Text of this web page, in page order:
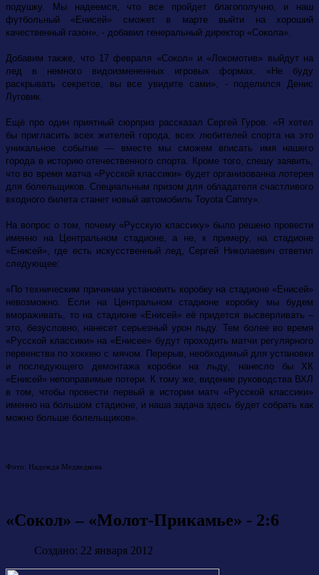
подушку. Мы надеемся, что все пройдет благополучно, и наш
футбольный «Енисей» сможет в марте выйти на хороший
качественный газон», - добавил генеральный директор «Сокола».
Добавим также, что 17 февраля «Сокол» и «Локомотив» выйдут на
лед в немного видоизмененных игровых формах. «Не буду
раскрывать секретов, вы все увидите сами», - поделился Денис
Луговик.
Ещё про один приятный сюрприз рассказал Сергей Гуров. «Я хотел
бы пригласить всех жителей города, всех любителей спорта на это
уникальное событие — вместе мы сможем вписать имя нашего
города в историю отечественного спорта. Кроме того, спешу заявить,
что во время матча «Русской классики» будет организованна лотерея
для болельщиков. Специальным призом для обладателя счастливого
входного билета станет новый автомобиль Toyota Camry».
На вопрос о том, почему «Русскую классику» было решено провести
именно на Центральном стадионе, а не, к примеру, на стадионе
«Енисей», где есть искусственный лед, Сергей Николаевич ответил
следующее:
«По техническим причинам установить коробку на стадионе «Енисей»
невозможно. Если на Центральном стадионе коробку мы будем
вмораживать, то на стадионе «Енисей» её придется высверливать –
это, безусловно, нанесет серьезный урон льду. Тем более во время
«Русской классики» на «Енисее» будут проходить матчи регулярного
первенства по хоккею с мячом. Перерыв, необходимый для установки
и последующего демонтажа коробки на льду, нанесло бы ХК
«Енисей» непоправимые потери. К тому же, видение руководства ВХЛ
в том, чтобы провести первый в истории матч «Русской классики»
именно на большом стадионе, и наша задача здесь будет собрать как
можно больше болельщиков».
Фото: Надежда Медведкова
«Сокол» – «Молот-Прикамье» - 2:6
Создано: 22 января 2012